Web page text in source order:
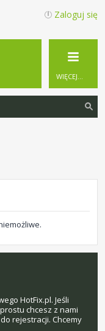
Zaloguj się
WIĘCEJ…
HotFix.pl. Jeśli
chcesz z nami
rejestracji. Chcemy